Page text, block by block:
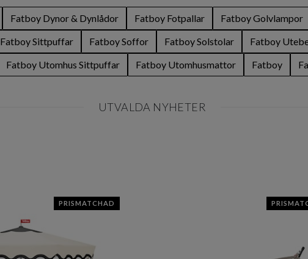
Fatboy Dynor & Dynlådor Fatboy Fotpallar Fatboy Golvlampor
Fatboy Sittpuffar Fatboy Soffor Fatboy Solstolar Fatboy
Fatboy Utomhus Sittpuffar Fatboy Utomhusmattor Fatboy
UTVALDA NYHETER
PRISMATCHAD